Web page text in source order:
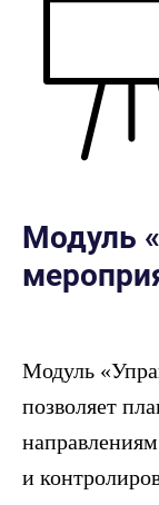
Модуль
Модуль
позволяет
и